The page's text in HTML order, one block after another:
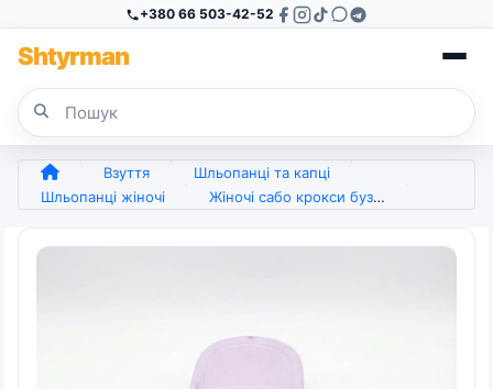
+380 66 503-42-52
Shtyrman
Взуття
Шльопанці та капці
Шльопанці жіночі
Жіночі сабо крокси бузкові (піна ЕВА). Легкі літні шльопанці з перфорацією 37-41 (арт. 6798)